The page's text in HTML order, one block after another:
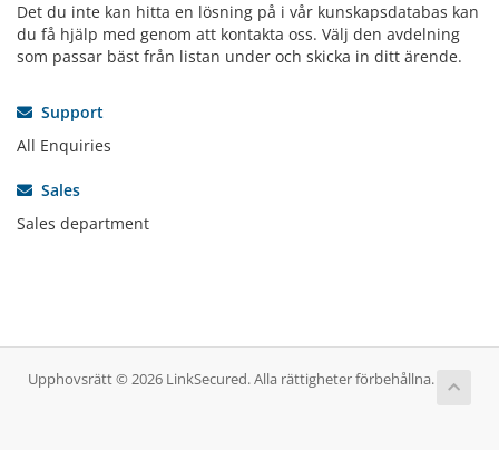
Det du inte kan hitta en lösning på i vår kunskapsdatabas kan
du få hjälp med genom att kontakta oss. Välj den avdelning
som passar bäst från listan under och skicka in ditt ärende.
Support
All Enquiries
Sales
Sales department
Upphovsrätt © 2026 LinkSecured. Alla rättigheter förbehållna.